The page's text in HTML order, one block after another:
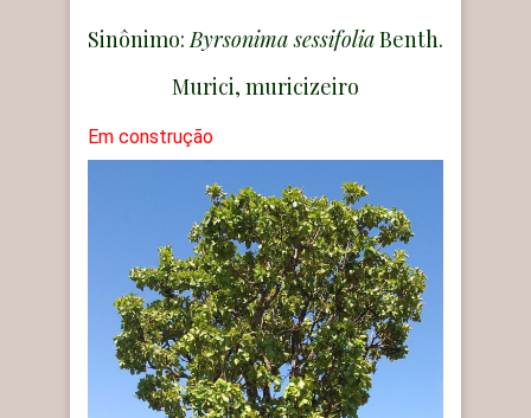
Sinônimo: Byrsonima sessifoliaBenth.
Murici, muricizeiro
Em construção